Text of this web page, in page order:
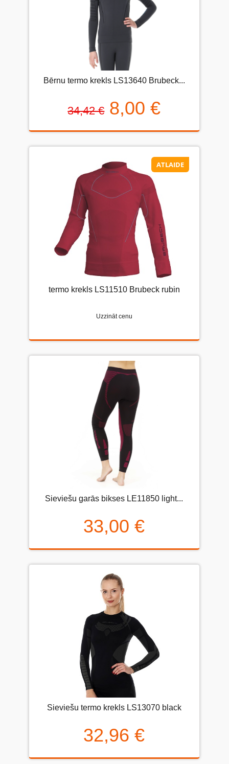
Bērnu termo krekls LS13640 Brubeck...
34,42 € 8,00 €
ATLAIDE
termo krekls LS11510 Brubeck rubin
Uzzināt cenu
Sieviešu garās bikses LE11850 light...
33,00 €
Sieviešu termo krekls LS13070 black
32,96 €